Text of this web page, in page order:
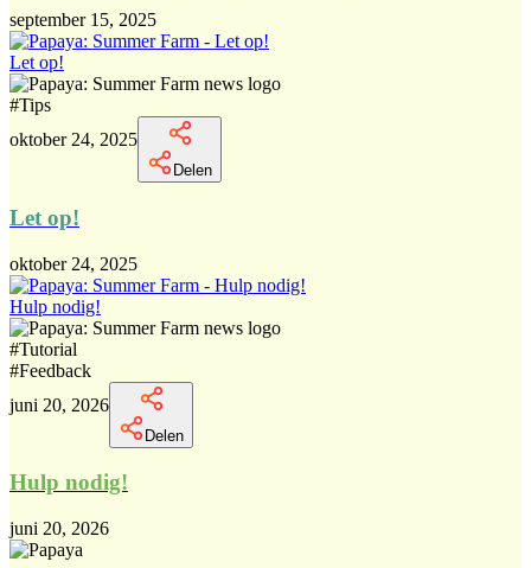
september 15, 2025
Let op!
#Tips
oktober 24, 2025
Delen
Let op!
oktober 24, 2025
Hulp nodig!
#Tutorial
#Feedback
juni 20, 2026
Delen
Hulp nodig!
juni 20, 2026